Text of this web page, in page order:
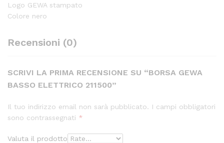
Logo GEWA stampato
Colore nero
Recensioni (0)
SCRIVI LA PRIMA RECENSIONE SU “BORSA GEWA
BASSO ELETTRICO 211500”
Il tuo indirizzo email non sarà pubblicato. I campi obbligatori
sono contrassegnati *
Valuta il prodotto